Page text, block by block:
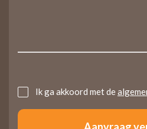
UntitledIk ga akkoord met de